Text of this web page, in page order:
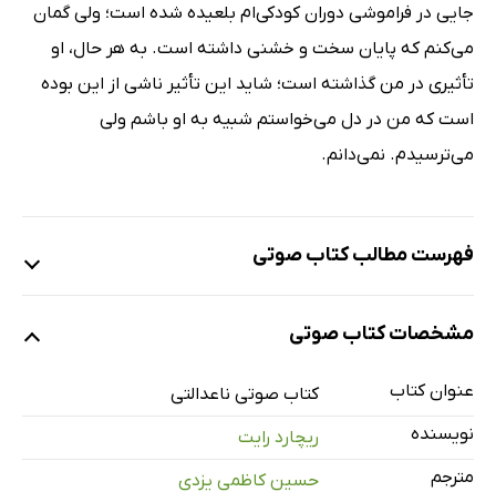
جایی در فراموشی دوران کودکی‌ام بلعیده شده است؛ ولی گمان
می‌کنم که پایان سخت و خشنی داشته است. به هر حال، او
تأثیری در من گذاشته است؛ شاید این تأثیر ناشی از این بوده
است که من در دل می‌خواستم شبیه به او باشم ولی
می‌ترسیدم. نمی‌دانم.
فهرست مطالب کتاب صوتی
نمونه
شناسنامه
یادداشت‌های سرپرست مجموعه
درباره نویسنده
مشخصات کتاب صوتی
عنوان کتاب
کتاب صوتی ناعدالتی
نویسنده
ریچارد رایت
مترجم
حسین کاظمی یزدی